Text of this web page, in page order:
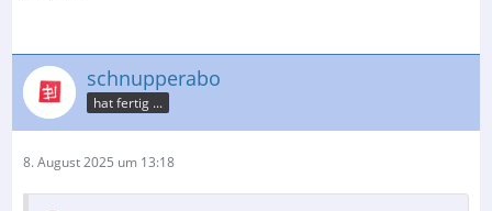
schnupperabo
hat fertig ...
8. August 2025 um 13:18